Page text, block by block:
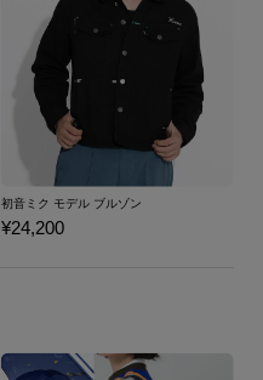
初音ミク モデル ブルゾン
¥24,200